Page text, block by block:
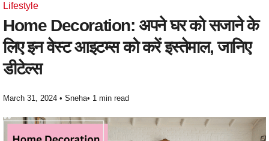
Lifestyle
Home Decoration: अपने घर को सजाने के
लिए इन वेस्ट आइटम्स को करें इस्तेमाल, जानिए
डीटेल्स
March 31, 2024 • Sneha• 1 min read